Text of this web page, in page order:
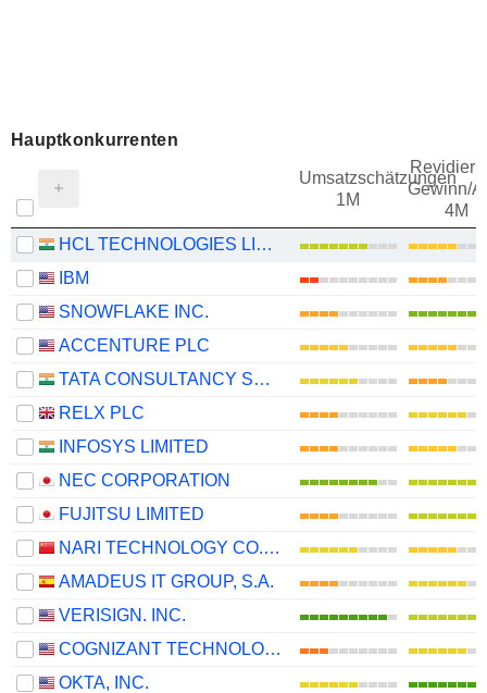
Hauptkonkurrenten
Umsatzschätzungen
1M
Gewinn/
4M
HCL TECHNOLOGIES LIMITED
IBM
SNOWFLAKE INC.
ACCENTURE PLC
TATA CONSULTANCY SERVICES LTD.
RELX PLC
INFOSYS LIMITED
NEC CORPORATION
FUJITSU LIMITED
NARI TECHNOLOGY CO., LTD.
AMADEUS IT GROUP, S.A.
VERISIGN. INC.
COGNIZANT TECHNOLOGY SOLUTIONS CORPORATION
OKTA, INC.